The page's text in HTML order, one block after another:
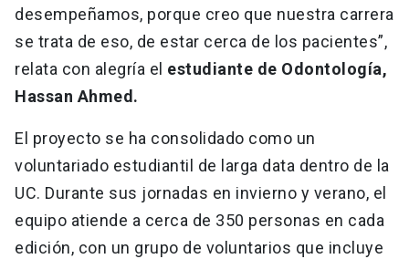
desempeñamos, porque creo que nuestra carrera
se trata de eso, de estar cerca de los pacientes”,
relata con alegría el estudiante de Odontología,
Hassan Ahmed.
El proyecto se ha consolidado como un
voluntariado estudiantil de larga data dentro de la
UC. Durante sus jornadas en invierno y verano, el
equipo atiende a cerca de 350 personas en cada
edición, con un grupo de voluntarios que incluye